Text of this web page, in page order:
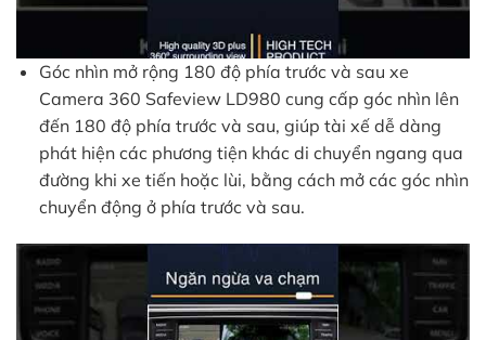
Góc nhìn mở rộng 180 độ phía trước và sau xe
Camera 360 Safeview LD980 cung cấp góc nhìn lên
đến 180 độ phía trước và sau, giúp tài xế dễ dàng
phát hiện các phương tiện khác di chuyển ngang qua
đường khi xe tiến hoặc lùi, bằng cách mở các góc nhìn
chuyển động ở phía trước và sau.